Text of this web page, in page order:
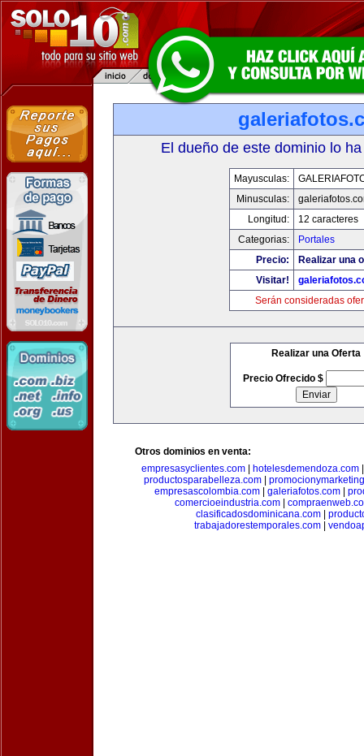
El dueño de este dominio lo
Mayusculas:
Minusculas:
Longitud:
12 caracteres
Categorias:
Portales
Precio:
Realizar una
Visitar!
Serán consideradas
Realizar una Oferta
Precio Ofrecido $
Otros dominios en venta:
empresasyclientes.com
hotelesdemendoza.com
productosparabelleza.com
empresascolombia.com
galeriafotos.com
comercioeindustria.com|
clasificadosdominicana.com
trabajadorestemporales.com